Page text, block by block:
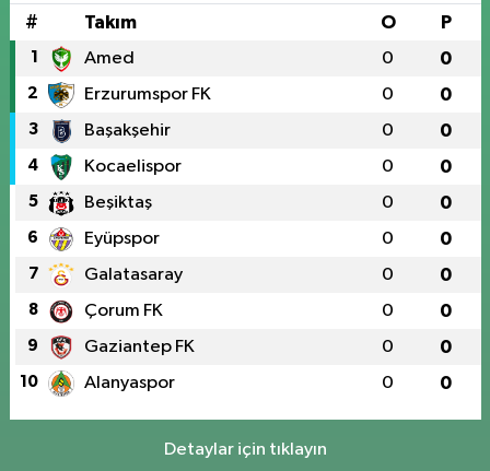
# Takım O P
1 Amed 0 0
2 Erzurumspor FK 0 0
3 Başakşehir 0 0
4 Kocaelispor 0 0
5 Beşiktaş 0 0
6 Eyüpspor 0 0
7 Galatasaray 0 0
8 Çorum FK 0 0
9 Gaziantep FK 0 0
10 Alanyaspor 0 0
Detaylar için tıklayın